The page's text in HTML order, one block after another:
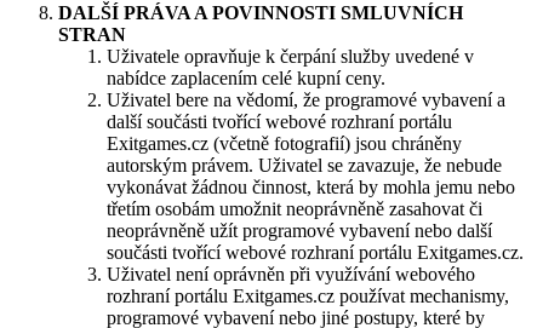
DALŠÍ PRÁVA A POVINNOSTI SMLUVNÍCH
STRAN
​Uživatele opravňuje k čerpání služby uvedené v
nabídce zaplacením celé kupní ceny.
Uživatel bere na vědomí, že programové vybavení a
další součásti tvořící webové rozhraní portálu
Exitgames.cz (včetně fotografií) jsou chráněny
autorským právem. Uživatel se zavazuje, že nebude
vykonávat žádnou činnost, která by mohla jemu nebo
třetím osobám umožnit neoprávněně zasahovat či
neoprávněně užít programové vybavení nebo další
součásti tvořící webové rozhraní portálu Exitgames.cz.
Uživatel není oprávněn při využívání webového
rozhraní portálu Exitgames.cz používat mechanismy,
programové vybavení nebo jiné postupy, které by